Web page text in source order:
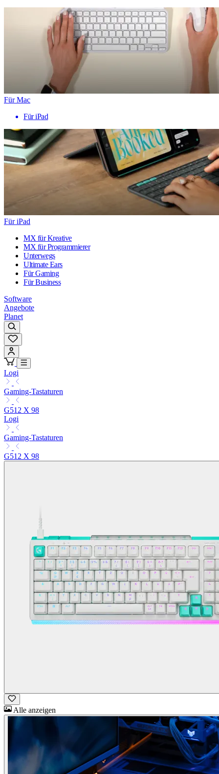
Für Mac
Für iPad
Für iPad
MX für Kreative
MX für Programmierer
Unterwegs
Ultimate Ears
Für Gaming
Für Business
Software
Angebote
Planet
Logi
Gaming-Tastaturen
G512 X 98
Logi
Gaming-Tastaturen
G512 X 98
Alle anzeigen